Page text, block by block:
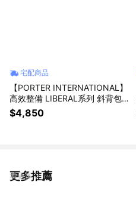
宅配商品
【PORTER INTERNATIONAL】
高效整備 LIBERAL系列 斜背包
(黑色)
$4,850
更多推薦
看更多